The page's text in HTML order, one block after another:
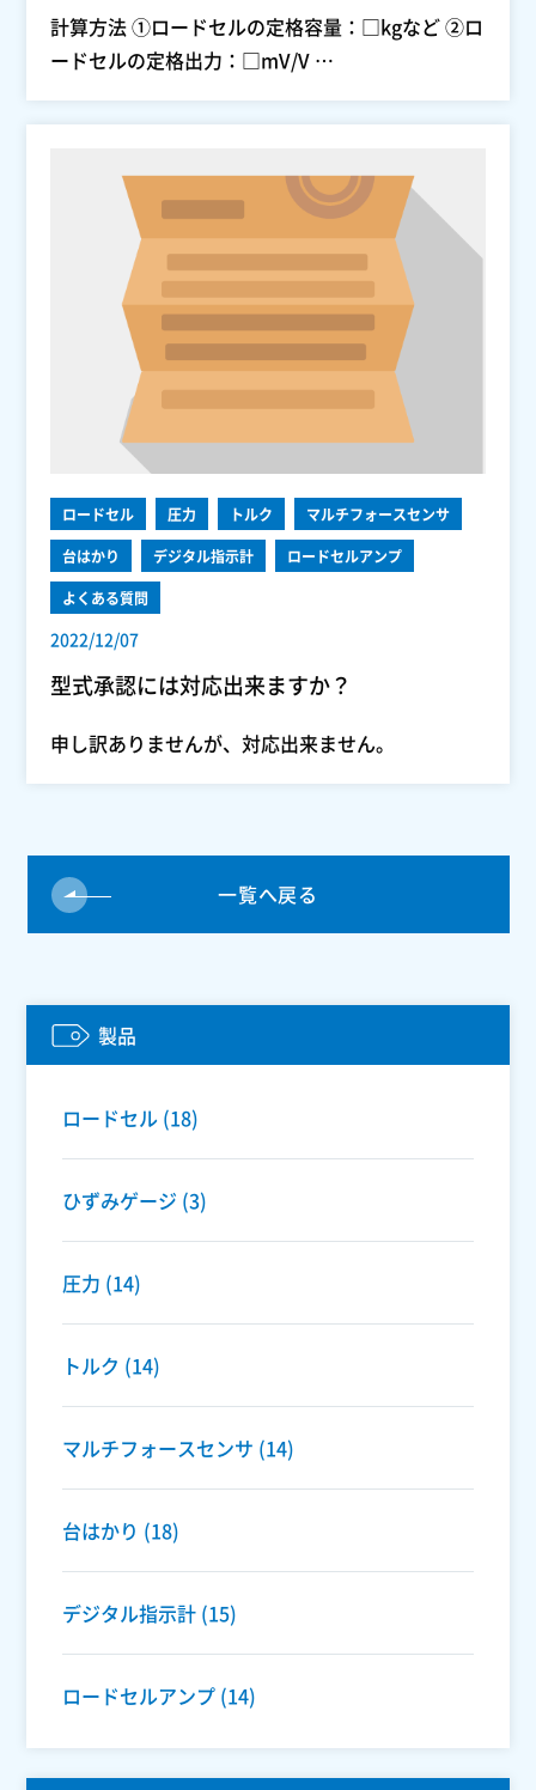
計算方法 ①ロードセルの定格容量：□kgなど ②ロ
ードセルの定格出力：□mV/V …
ロードセル 圧力 トルク マルチフォースセンサ
台はかり デジタル指示計 ロードセルアンプ
よくある質問
2022/12/07
型式承認には対応出来ますか？
申し訳ありませんが、対応出来ません。
一覧へ戻る
製品
ロードセル (18)
ひずみゲージ (3)
圧力 (14)
トルク (14)
マルチフォースセンサ (14)
台はかり (18)
デジタル指示計 (15)
ロードセルアンプ (14)